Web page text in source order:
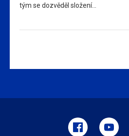
tým se dozvěděl složení…